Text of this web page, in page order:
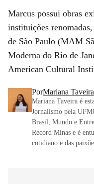
Marcus possui obras
instituições
de São Paulo (MAM
Moderna do Rio de
American Cultural
PorMariana Taveira
Mariana Taveira é
Jornalismo pela
Brasil, Mundo e
Record Minas e é
cotidiano e das